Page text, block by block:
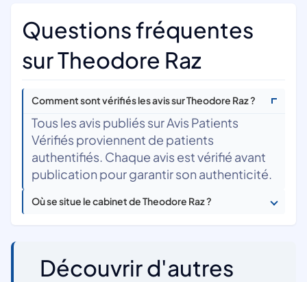
Questions fréquentes
sur Theodore Raz
Comment sont vérifiés les avis sur Theodore Raz ?
Tous les avis publiés sur Avis Patients
Vérifiés proviennent de patients
authentifiés. Chaque avis est vérifié avant
publication pour garantir son authenticité.
Où se situe le cabinet de Theodore Raz ?
Découvrir d'autres